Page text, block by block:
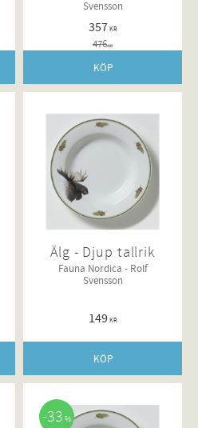
Svensson
357 KR
476KR
KÖP
Älg - Djup tallrik
Fauna Nordica - Rolf
Svensson
149KR
KÖP
33 %